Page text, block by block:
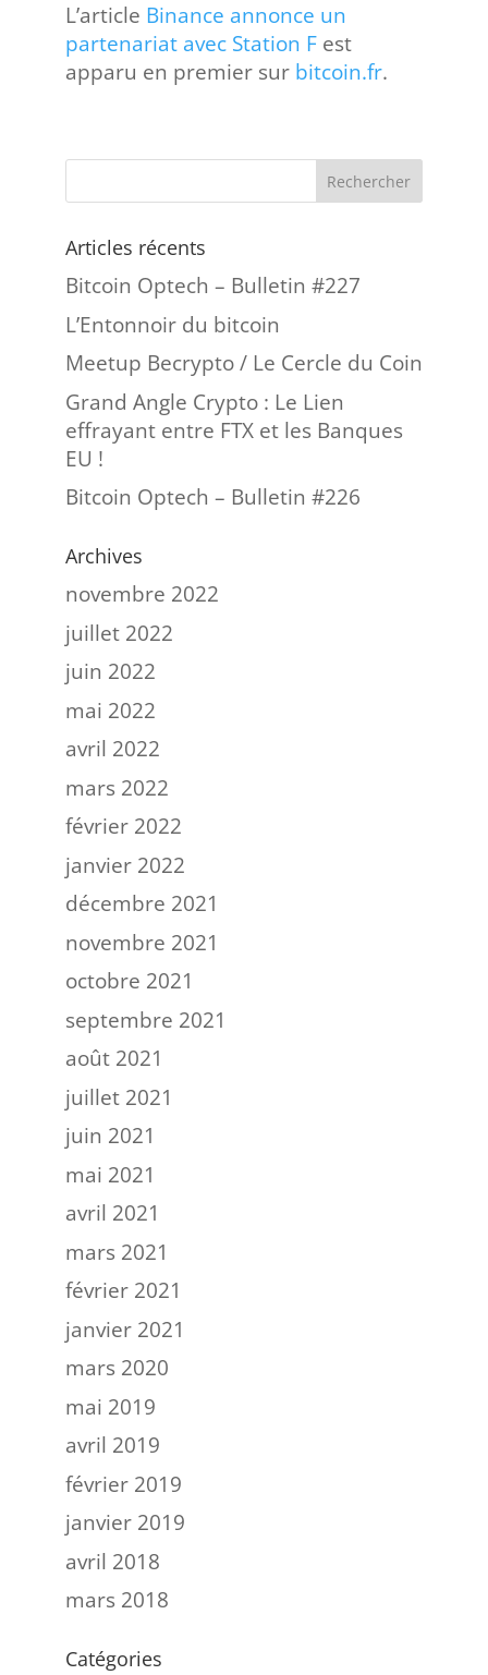
L’article Binance annonce un
partenariat avec Station Fest
apparu en premier sur bitcoin.fr.
Articles récents
Bitcoin Optech – Bulletin #227
L’Entonnoir du bitcoin
Meetup Becrypto / Le Cercle du Coin
Grand Angle Crypto : Le Lien
effrayant entre FTX et les Banques
EU !
Bitcoin Optech – Bulletin #226
Archives
novembre 2022
juillet 2022
juin 2022
mai 2022
avril 2022
mars 2022
février 2022
janvier 2022
décembre 2021
novembre 2021
octobre 2021
septembre 2021
août 2021
juillet 2021
juin 2021
mai 2021
avril 2021
mars 2021
février 2021
janvier 2021
mars 2020
mai 2019
avril 2019
février 2019
janvier 2019
avril 2018
mars 2018
Catégories